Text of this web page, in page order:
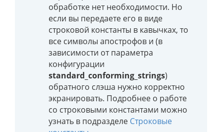
обработке нет необходимости. Но
если вы передаете его в виде
строковой константы в кавычках, то
все символы апострофов и (в
зависимости от параметра
конфигурации
standard_conforming_strings)
обратного слэша нужно корректно
экранировать. Подробнее о работе
со строковыми константами можно
узнать в подразделе Строковые